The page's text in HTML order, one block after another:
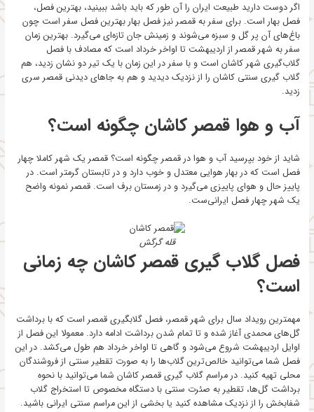
اگر دوست دارید طبیعت ایران را آن طور که باید باشد ببینید، بهترین فصل،
فصل بهار است. برای سفر به قمصر نیز فصل بهار بهترین فصل سفر است چون
باغ‌های آن پر گل و سبزه می‌شوند و زمینش جان تازه‌ای می‌گیرد. بهترین زمان
سفر به شهر قمصر از اردیبهشت تا اواخر خرداد است که مصادف با فصل
گلاب‌گیری شهر کاشان است و با سفر در این زمان با یک تیر دو نشان زدید، هم
گلاب گیری سنتی کاشان را از نزدیک دیدید و هم به جاهای دیدنی قمصر سری
زدید.
آب و هوا قمصر کاشان چگونه است؟
شاید از خود بپرسید آب و هوا در قمصر چگونه است؟ قمصر یک شهر کاملا چهار
فصل است که در بهار هوایی معتدل و خوب دارد و در تابستان گرمتر است. در
پاییز حال و هوای پاییزی می‌گیرد و در زمستان برف است. قمصر نمونه واضح
یک شهر چهار فصل ایرانی‌ست.
قله گرگش
فصل گلاب گیری قمصر کاشان چه زمانی
است؟
مهمترین رویداد سال برای شهر قمصر، فصل گلابگیری قمصر است که با برداشت
گل‌های محمدی آغاز شده و تا تمام شدن برداشت ادامه دارد. معمولا این فصل از
اوایل اردیبهشت شروع می‌شود و گاهی تا اواخر خرداد هم طول می‌کشد. در این
فصل شما می‌توانید خالص‌ترین گلاب‌ها را به صورت تقطیر سنتی از فروشندگان
محلی تهیه کنید. در مراسم گلاب گیری قمصر کاشان شما می‌توانید با نحوه
برداشت گل‌ها، تقطیر به صئرت سنتی با دستگاه مخصوص تا استخراج گلاب
شفابخش را از نزدیک مشاهده کنید یا بخشی از این مراسم سنتی ایرانی باشید.